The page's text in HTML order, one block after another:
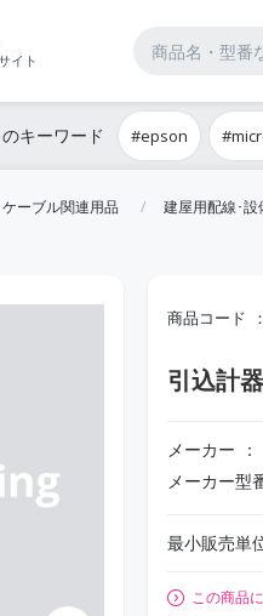
イト
キーワード #epson
ーブル関連用品 建屋用配線･設
商品コード
引込計
メーカー
メーカー型
最小販売単
この商品